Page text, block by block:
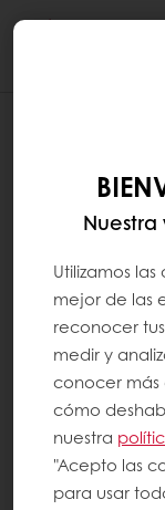
Utilizamos
mejor de las
reconocer
medir y
conocer más
cómo
nuestra
"Acepto las
para usar